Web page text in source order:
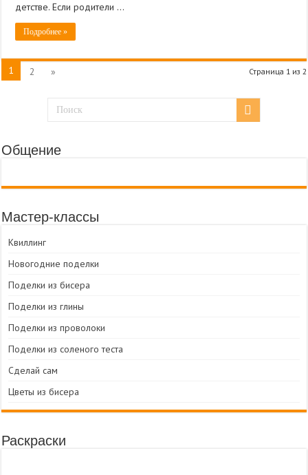
детстве. Если родители …
Подробнее »
Страница 1 из 2
1 2 »
Общение
Мастер-классы
Квиллинг
Новогодние поделки
Поделки из бисера
Поделки из глины
Поделки из проволоки
Поделки из соленого теста
Сделай сам
Цветы из бисера
Раскраски